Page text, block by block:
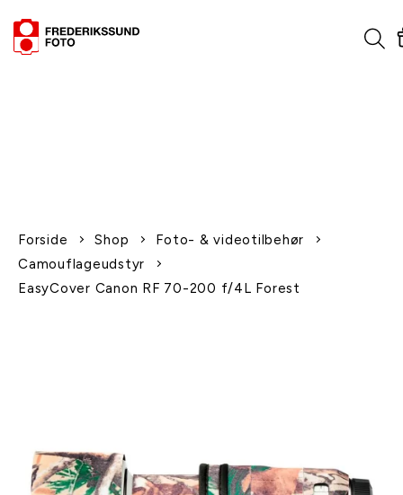
Forside Shop
Foto- & videotilbehør
Camouflageudstyr
EasyCover Canon RF 70-200 f/4L Forest